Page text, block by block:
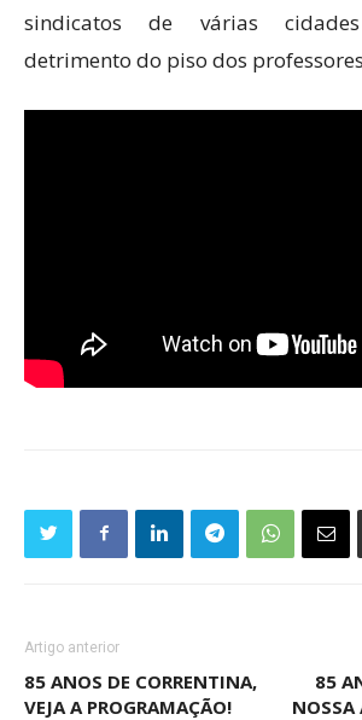
sindicatos de várias
detrimento do piso dos
Artigo anterior
85 ANOS DE CORRENTINA,
VEJA A PROGRAMAÇÃO!
85
NOSSA